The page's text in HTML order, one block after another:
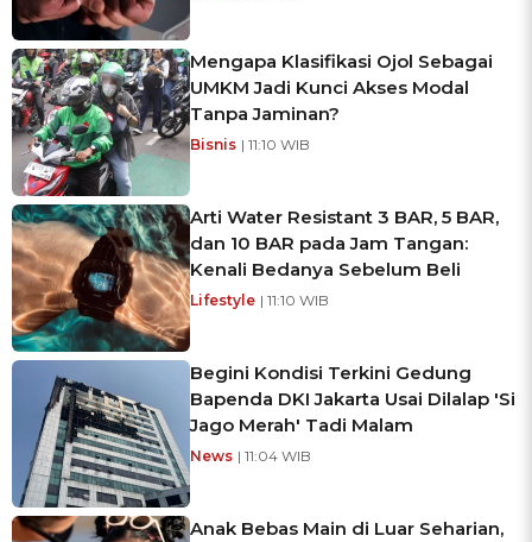
Mengapa Klasifikasi Ojol Sebagai
UMKM Jadi Kunci Akses Modal
Tanpa Jaminan?
Bisnis | 11:10 WIB
Arti Water Resistant 3 BAR, 5 BAR,
dan 10 BAR pada Jam Tangan:
Kenali Bedanya Sebelum Beli
Lifestyle | 11:10 WIB
Begini Kondisi Terkini Gedung
Bapenda DKI Jakarta Usai Dilalap 'Si
Jago Merah' Tadi Malam
News | 11:04 WIB
Anak Bebas Main di Luar Seharian,